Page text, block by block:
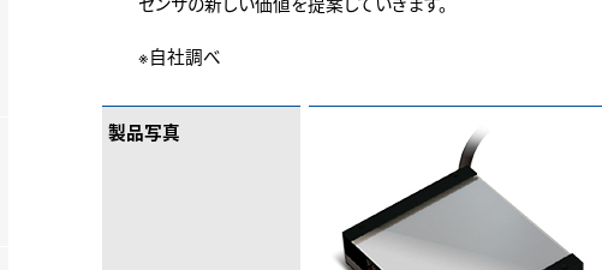
※自社調べ
製品写真